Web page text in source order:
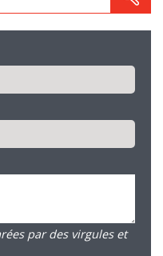
par des virgules et